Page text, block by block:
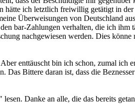
hätte ich letztlich freiwillig getätigt in
Überweisungen von Deutschland
bar-Zahlungen verhalten, die ich
nachgewiesen werden. Dies könne
enttäuscht bin ich schon, zumal ich
Bittere daran ist, dass die
Danke an alle, die das bereits